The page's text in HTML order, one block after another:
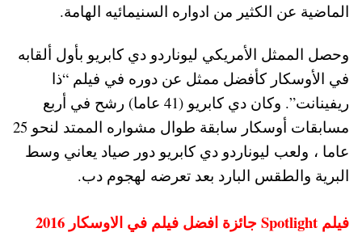
الماضية عن الكثير من ادواره السنيمائيه الهامة.
وحصل الممثل الأمريكي ليوناردو دي كابريو بأول ألقابه
في الأوسكار كأفضل ممثل عن دوره في فيلم “ذا
ريفينانت”. وكان دي كابريو (41 عاما) رشح في أربع
مسابقات أوسكار سابقة طوال مشواره الممتد لنحو 25
عاما ، ولعب ليوناردو دي كابريو دور صياد يعاني وسط
البرية والطقس البارد بعد تعرضه لهجوم دب.
فيلم Spotlight جائزة افضل فيلم في الاوسكار 2016